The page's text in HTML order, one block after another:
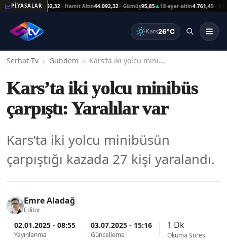
PİYASALAR
Altın44.092,32—Hamit Altın44.092,32—Gümüş95,85▲18-ayar-altin4.761,45—14-
Kars26°C
Serhat Tv Gündem Kars’ta iki yolcu minibüs çarpıştı: Yaralılar var
Kars’ta iki yolcu minibüs
çarpıştı: Yaralılar var
Kars’ta iki yolcu minibüsün
çarpıştığı kazada 27 kişi yaralandı.
Emre Aladağ
Editör
02.01.2025 - 08:55
Yayınlanma
03.07.2025 - 15:16
Güncelleme
1 Dk
Okuma Süresi